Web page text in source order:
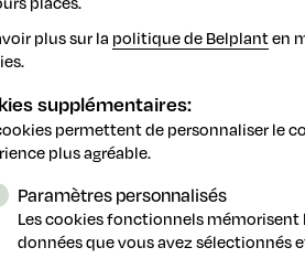
CLE may 2022
plus sur la politique de Belplanten
supplémentaires:
permettent de personnaliser le
plus agréable.
Paramètres personnalisés
Les cookies fonctionnels mémorisent
données que vous avez sélectionnés